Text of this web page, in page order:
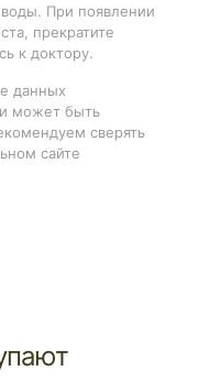
При появлении
прекратите
к доктору.
данных
может быть
сверять
сайте